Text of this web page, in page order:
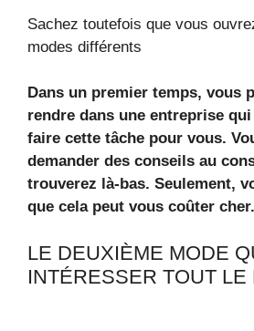
Sachez toutefois que vous
modes différents
Dans un premier temps, vous
rendre dans une entreprise
faire cette tâche pour vous.
demander des conseils au
trouverez là-bas. Seulement,
que cela peut vous coûter cher.
LE DEUXIÈME MODE
INTÉRESSER TOUT LE